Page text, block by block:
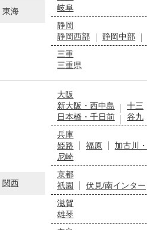
東海
岐阜
静岡
静岡西部
静岡中部
三重
三重県
関西
大阪
新大阪・西中島
十三
日本橋・千日前
谷九
兵庫
姫路
福原 加古川
尼崎
京都
祇園
伏見/南インター
滋賀
雄琴